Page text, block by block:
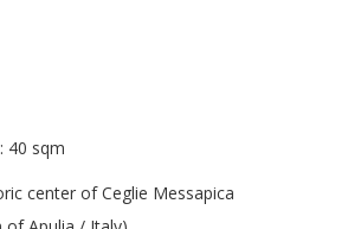
40 sqm
center of Ceglie Messapica